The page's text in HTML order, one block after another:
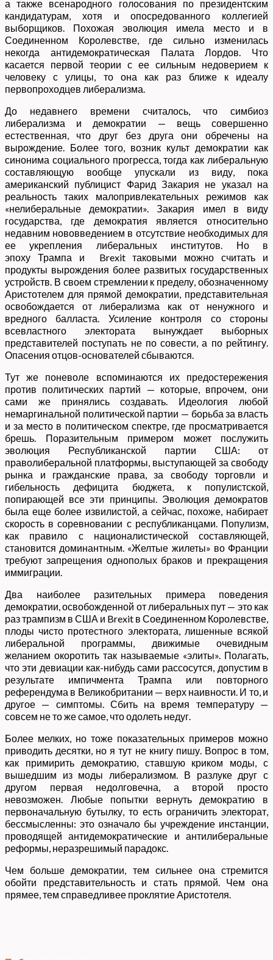
а также всенародного голосования по президентским
кандидатурам, хотя и опосредованного коллегией
выборщиков. Похожая эволюция имела место и в
Соединенном Королевстве, где сильно изменилась
некогда антидемократическая Палата Лордов. Что
касается первой теории с ее сильным недоверием к
человеку с улицы, то она как раз ближе к идеалу
первопроходцев либерализма.
До недавнего времени считалось, что симбиоз
либерализма и демократии — вещь совершенно
естественная, что друг без друга они обречены на
вырождение. Более того, возник культ демократии как
синонима социального прогресса, тогда как либеральную
составляющую вообще упускали из виду, пока
американский публицист Фарид Закария не указал на
реальность таких малопривлекательных режимов как
«нелиберальные демократии». Закария имел в виду
государства, где демократия является относительно
недавним нововведением в отсутствие необходимых для
ее укрепления либеральных институтов. Но в
эпоху Трампа и Brexit таковыми можно считать и
продукты вырождения более развитых государственных
устройств. В своем стремлении к пределу, обозначенному
Аристотелем для прямой демократии, представительная
освобождается от либерализма как от ненужного и
вредного балласта. Усиление контроля со стороны
всевластного электората вынуждает выборных
представителей поступать не по совести, а по рейтингу.
Опасения отцов-основателей сбываются.
Тут же поневоле вспоминаются их предостережения
против политических партий — которые, впрочем, они
сами же принялись создавать. Идеология любой
немаргинальной политической партии — борьба за власть
и за место в политическом спектре, где просматривается
брешь. Поразительным примером может послужить
эволюция Республиканской партии США: от
праволиберальной платформы, выступающей за свободу
рынка и гражданские права, за свободу торговли и
гибельность дефицита бюджета, к популистской,
попирающей все эти принципы. Эволюция демократов
была еще более извилистой, а сейчас, похоже, набирает
скорость в соревновании с республиканцами. Популизм,
как правило с националистической составляющей,
становится доминантным. «Желтые жилеты» во Франции
требуют запрещения однополых браков и прекращения
иммиграции.
Два наиболее разительных примера поведения
демократии, освобожденной от либеральных пут — это как
раз трампизм в США и Brexit в Соединенном Королевстве,
плоды чисто протестного электората, лишенные всякой
либеральной программы, движимые очевидным
желанием окоротить так называемые «элиты». Полагать,
что эти девиации как-нибудь сами рассосутся, допустим в
результате импичмента Трампа или повторного
референдума в Великобритании — верх наивности. И то, и
другое — симптомы. Сбить на время температуру —
совсем не то же самое, что одолеть недуг.
Более мелких, но тоже показательных примеров можно
приводить десятки, но я тут не книгу пишу. Вопрос в том,
как примирить демократию, ставшую криком моды, с
вышедшим из моды либерализмом. В разлуке друг с
другом первая недолговечна, а второй просто
невозможен. Любые попытки вернуть демократию в
первоначальную бутылку, то есть ограничить электорат,
бессмысленны: это означало бы учреждение инстанции,
проводящей антидемократические и антилиберальные
реформы, неразрешимый парадокс.
Чем больше демократии, тем сильнее она стремится
обойти представительность и стать прямой. Чем она
прямее, тем справедливее проклятие Аристотеля.